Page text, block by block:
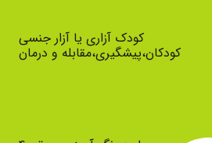
کودک آزاری یا آزار جنسی
کودکان،پیشگیری،مقابله و درمان